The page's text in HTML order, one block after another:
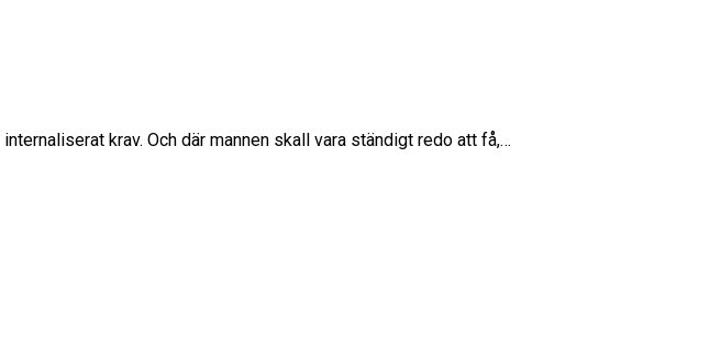
krav. Och där mannen skall vara ständigt redo att få,…